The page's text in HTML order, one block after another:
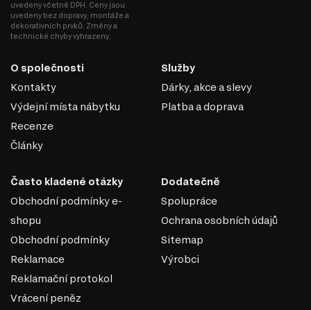
uvedeny včetně DPH. Ceny jsou
uvedeny bez dopravy, montáže a
dekorativních prvků. Změny a
technické chyby vyhrazeny.
O společnosti
Kontakty
Výdejní místa nábytku
Recenze
Články
Služby
Dárky, akce a slevy
Platba a doprava
Často kladené otázky
Obchodní podmínky e-
shopu
Obchodní podmínky
Reklamace
Reklamační protokol
Vrácení peněz
Dodatečně
Spolupráce
Ochrana osobních údajů
Sitemap
Výrobci